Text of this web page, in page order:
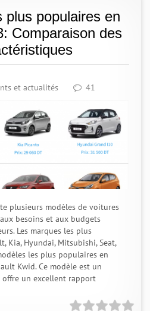
plus populaires en
Comparaison des
et actualités 41
plusieurs modèles de voitures
besoins et aux budgets
Les marques les plus
Kia, Hyundai, Mitsubishi, Seat,
les plus populaires en
Kwid. Ce modèle est un
un excellent rapport